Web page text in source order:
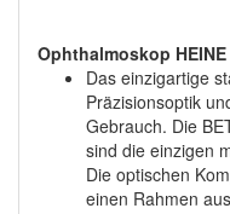
Ophthalmoskop HEINE
Das einzigartige
Präzisionsoptik
Gebrauch. Die
sind die einzigen
Die optischen
einen Rahmen